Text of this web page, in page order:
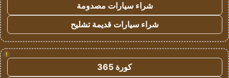
شراء سيارات مصدومة
شراء سيارات قديمة تشليح
!
كورة 365